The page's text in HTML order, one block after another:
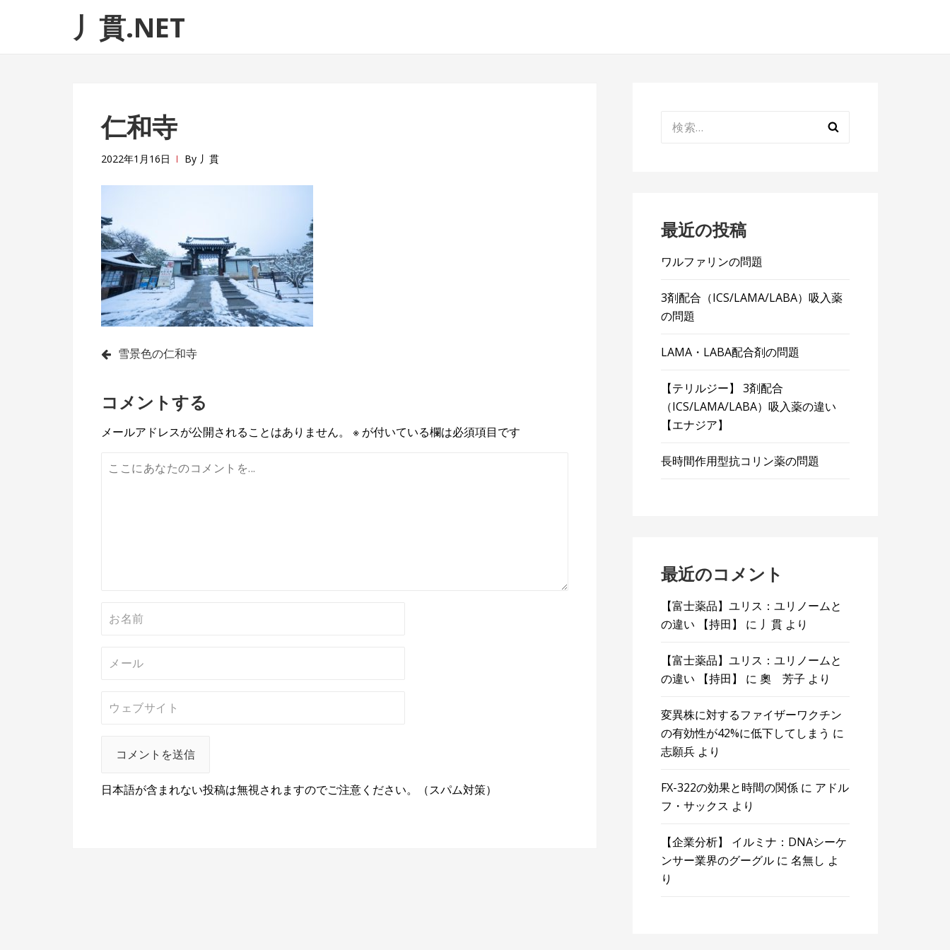
ゲ
テ丿貫.NET
仁和寺
2022年1月16日 By 丿貫
投
ナ
ビ
ゲ
雪景色の仁和寺
コメントする
メールアドレスが公開されることはありません。 ※ が付いている欄は必須項目です
日本語が含まれない投稿は無視されますのでご注意ください。（スパム対策）
索:
最近の投稿
ワルファリンの問題
3剤配合（ICS/LAMA/LABA）吸入薬
の問題
LAMA・LABA配合剤の問題
【テリルジー】 3剤配合
（ICS/LAMA/LABA）吸入薬の違い
【エナジア】
長時間作用型抗コリン薬の問題
最近のコメント
【富士薬品】ユリス：ユリノームと
の違い 【持田】
に 丿貫 より
【富士薬品】ユリス：ユリノームと
の違い 【持田】
に奧 芳子 より
変異株に対するファイザーワクチン
の有効性が42%に低下してしまう に
志願兵 より
FX-322の効果と時間の関係 に アドル
フ・サックス より
【企業分析】 イルミナ：DNAシーケ
ンサー業界のグーグル に名無し よ
り